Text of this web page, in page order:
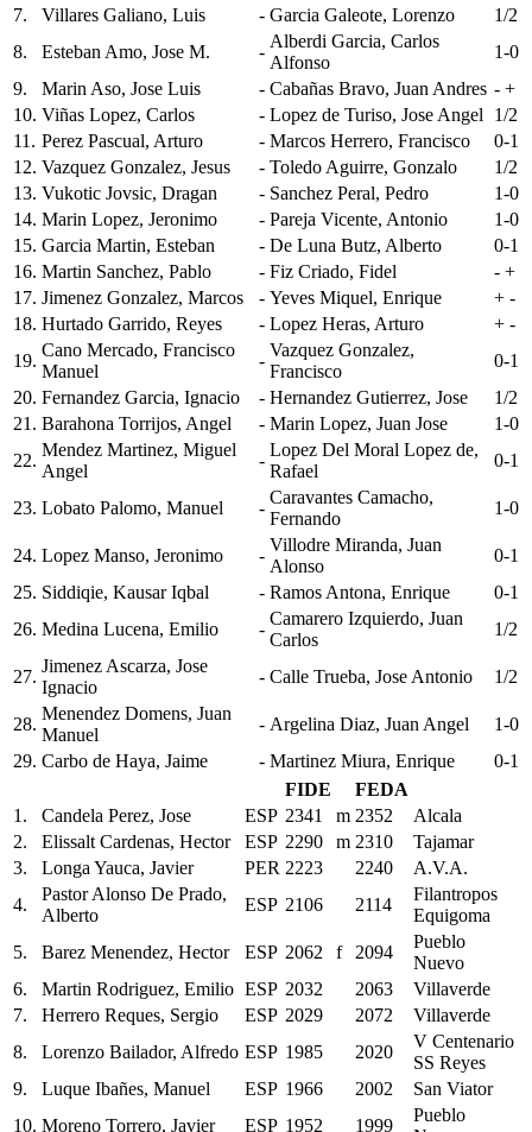
7.
Villares Galiano, Luis - Garcia Galeote, Lorenzo
1/2
8.
Esteban Amo, Jose M. -
Alberdi Garcia, Carlos
Alfonso
1-0
9.
Marin Aso, Jose Luis - Cabañas Bravo, Juan Andres - +
10. Viñas Lopez, Carlos - Lopez de Turiso, Jose Angel
1/2
11. Perez Pascual, Arturo - Marcos Herrero, Francisco
0-1
12. Vazquez Gonzalez, Jesus - Toledo Aguirre, Gonzalo
1/2
13. Vukotic Jovsic, Dragan - Sanchez Peral, Pedro
1-0
14. Marin Lopez, Jeronimo - Pareja Vicente, Antonio
1-0
15. Garcia Martin, Esteban - De Luna Butz, Alberto
0-1
16. Martin Sanchez, Pablo - Fiz Criado, Fidel
- +
17. Jimenez Gonzalez, Marcos - Yeves Miquel, Enrique
+ -
18. Hurtado Garrido, Reyes - Lopez Heras, Arturo
+ -
19.
Cano Mercado, Francisco
Manuel
-
Vazquez Gonzalez,
Francisco
0-1
20. Fernandez Garcia, Ignacio - Hernandez Gutierrez, Jose
1/2
21. Barahona Torrijos, Angel - Marin Lopez, Juan Jose
1-0
22.
Mendez Martinez, Miguel
Angel
-
Lopez Del Moral Lopez de,
Rafael
0-1
23. Lobato Palomo, Manuel -
Caravantes Camacho,
Fernando
1-0
24. Lopez Manso, Jeronimo -
Villodre Miranda, Juan
Alonso
0-1
25. Siddiqie, Kausar Iqbal - Ramos Antona, Enrique
0-1
26. Medina Lucena, Emilio -
Camarero Izquierdo, Juan
Carlos
1/2
27.
Jimenez Ascarza, Jose
Ignacio
- Calle Trueba, Jose Antonio 1/2
28.
Menendez Domens, Juan
Manuel
- Argelina Diaz, Juan Angel
1-0
29. Carbo de Haya, Jaime - Martinez Miura, Enrique
0-1
FIDE
FEDA
1.
Candela Perez, Jose ESP 2341 m 2352
Alcala
2.
Elissalt Cardenas, Hector ESP 2290 m 2310
Tajamar
3.
Longa Yauca, Javier PER 2223 2240
A.V.A.
4.
Pastor Alonso De Prado,
Alberto
ESP 2106 2114
Filantropos
Equigoma
5.
Barez Menendez, Hector ESP 2062 f 2094
Pueblo
Nuevo
6.
Martin Rodriguez, Emilio ESP 2032 2063
Villaverde
7.
Herrero Reques, Sergio ESP 2029 2072
Villaverde
8.
Lorenzo Bailador, Alfredo ESP 1985 2020
V Centenario
SS Reyes
9.
Luque Ibañes, Manuel ESP 1966 2002
San Viator
10. Moreno Torrero, Javier ESP 1952 1999
Pueblo